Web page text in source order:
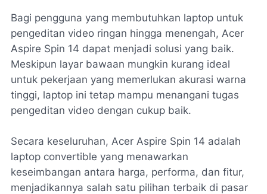
Bagi pengguna yang membutuhkan laptop untuk
pengeditan video ringan hingga menengah, Acer
Aspire Spin 14 dapat menjadi solusi yang baik.
Meskipun layar bawaan mungkin kurang ideal
untuk pekerjaan yang memerlukan akurasi warna
tinggi, laptop ini tetap mampu menangani tugas
pengeditan video dengan cukup baik.
Secara keseluruhan, Acer Aspire Spin 14 adalah
laptop convertible yang menawarkan
keseimbangan antara harga, performa, dan fitur,
menjadikannya salah satu pilihan terbaik di pasar